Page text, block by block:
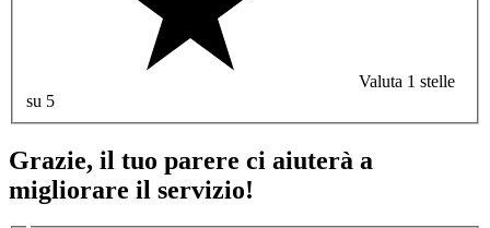
Valuta 1 stelle
su 5
Grazie, il tuo parere ci aiuterà a
migliorare il servizio!